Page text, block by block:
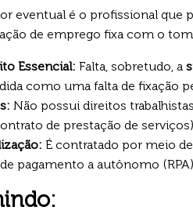
eventual é o profissional que
de emprego fixa com o
Essencial: Falta, sobretudo, a
como uma falta de fixação
Não possui direitos
de prestação de
É contratado por meio
pagamento a autônomo